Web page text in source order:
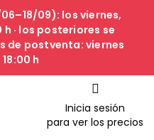
09): los viernes,
· los posteriores se
de postventa: viernes
h
Inicia sesión
para ver los precios